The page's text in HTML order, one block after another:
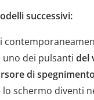
successivi:
uno dei pulsanti del
di spegnimento
lo schermo diventi